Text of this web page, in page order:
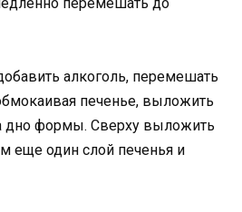
алкоголь, перемешать
печенье, выложить
дно формы. Сверху выложить
еще один слой печенья и